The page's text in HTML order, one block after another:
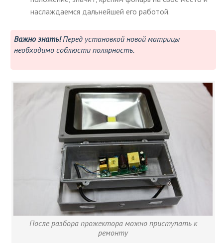
наслаждаемся дальнейшей его работой.
Важно знать!Перед установкой новой матрицы
необходимо соблюсти полярность.
После разбора прожектора можно приступать к
ремонту